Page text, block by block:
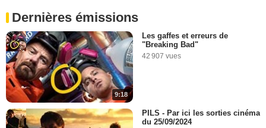
Dernières émissions
9:18
Les gaffes et erreurs de
"Breaking Bad"
42 907 vues
PILS - Par ici les sorties cinéma
du 25/09/2024